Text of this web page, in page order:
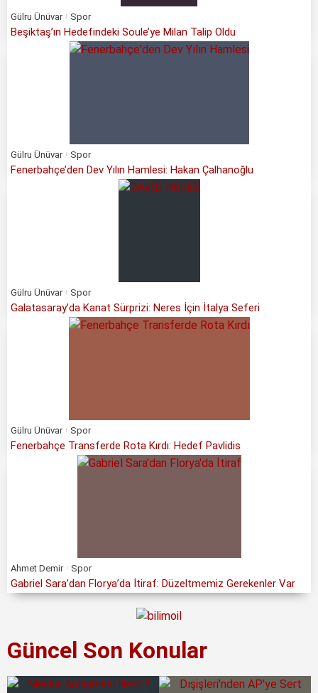
Gülru Ünüvar Spor
Beşiktaş’ın Hedefindeki Soule’ye Milan Talip Oldu
Gülru Ünüvar Spor
Fenerbahçe’den Dev Yılın Hamlesi: Hakan Çalhanoğlu
Gülru Ünüvar Spor
Galatasaray’da Kanat Sürprizi: Neres İçin İtalya Seferi
Gülru Ünüvar Spor
Fenerbahçe Transferde Rota Kırdı: Hedef Pavlidis
Ahmet Demir Spor
Gabriel Sara’dan Florya’da İtiraf: Düzeltmemiz Gerekenler Var
Güncel Son Konular